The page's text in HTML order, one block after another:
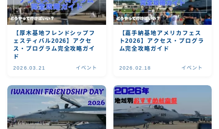
【厚木基地フレンドシップフ
ェスティバル2026】アクセ
ス・プログラム完全攻略ガイ
ド
2026.03.21 イベント
【嘉手納基地アメリカフェス
ト2026】アクセス・プログラ
ム完全攻略ガイド
2026.02.18 イベント